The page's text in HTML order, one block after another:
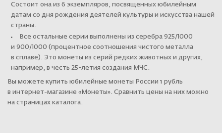
Состоит она из 6 экземпляров, посвященных юбилейным
датам со дня рождения деятелей культуры и искусства нашей
страны.
Все остальные серии выполнены из серебра 925/1000
и 900/1000 (процентное соотношения чистого металла
в сплаве). Это монеты из серий редких животных и других,
например, в честь 25-летия создания МЧС.
Вы можете купить юбилейные монеты России 1 рубль
в интернет-магазине «Монеты». Сравнить цены на них можно
на страницах каталога.